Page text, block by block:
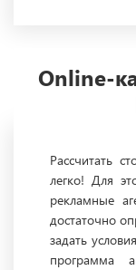
Online-
Рассчитать
легко! Для
рекламные
достаточно
задать
программа